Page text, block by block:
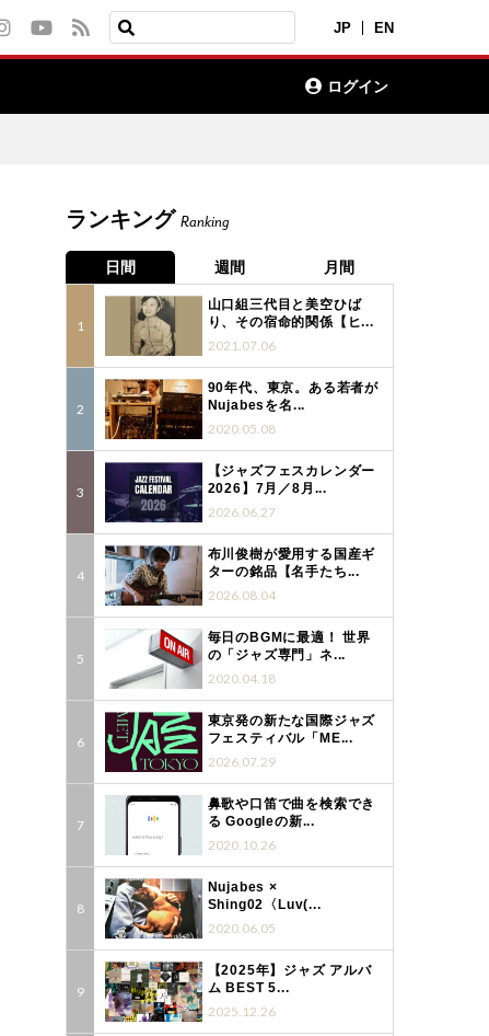
JP EN
ログイン
ランキング Ranking
日間 週間 月間
山口組三代目と美空ひば
り、その宿命的関係【ヒ...
2021.07.06
90年代、東京。ある若者が
Nujabesを名...
2020.05.08
【ジャズフェスカレンダー
2026】7月／8月...
2026.06.27
布川俊樹が愛用する国産ギ
ターの銘品【名手たち...
2026.08.04
毎日のBGMに最適！ 世界
の「ジャズ専門」ネ...
2020.04.18
東京発の新たな国際ジャズ
フェスティバル「ME...
2026.07.29
鼻歌や口笛で曲を検索でき
る Googleの新...
2020.10.26
Nujabes ×
Shing02〈Luv(...
2020.06.05
【2025年】ジャズ アルバ
ム BEST 5...
2025.12.26